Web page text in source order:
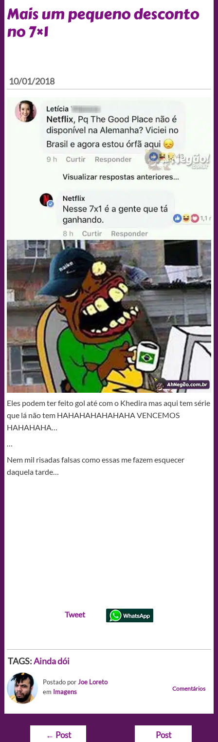
Mais um pequeno desconto
no 7×1
10/01/2018
Eles podem ter feito gol até com o Khedira mas aqui tem série
que lá não tem HAHAHAHAHAHAHA VENCEMOS
HAHAHAHA…
…
Nem mil risadas falsas como essas me fazem esquecer
daquela tarde…
Tweet
TAGS:Ainda dói
Postado porJoe Loreto
em Imagens Comentários
Navegação
← Post
Post